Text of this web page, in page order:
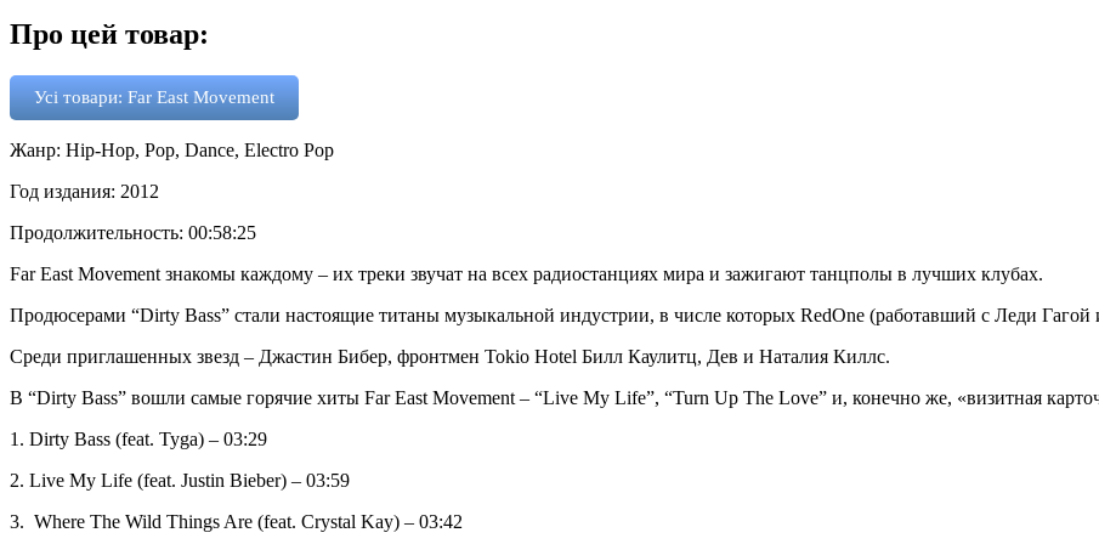
Про цей товар:
Усі товари: Far East Movement
Жанр: Hip-Hop, Pop, Dance, Electro Pop
Год издания: 2012
Продолжительность: 00:58:25
Far East Movement знакомы каждому – их треки звучат на всех радиостанциях мира и зажигают танцполы в лучших клубах.
Продюсерами “Dirty Bass” стали настоящие титаны музыкальной индустрии, в числе которых RedOne (работавший с Леди
Среди приглашенных звезд – Джастин Бибер, фронтмен Tokio Hotel Билл Каулитц, Дев и Наталия Киллс.
В “Dirty Bass” вошли самые горячие хиты Far East Movement – “Live My Life”, “Turn Up The Love” и, конечно же, «визитная
1. Dirty Bass (feat. Tyga) – 03:29
2. Live My Life (feat. Justin Bieber) – 03:59
3. Where The Wild Things Are (feat. Crystal Kay) – 03:42